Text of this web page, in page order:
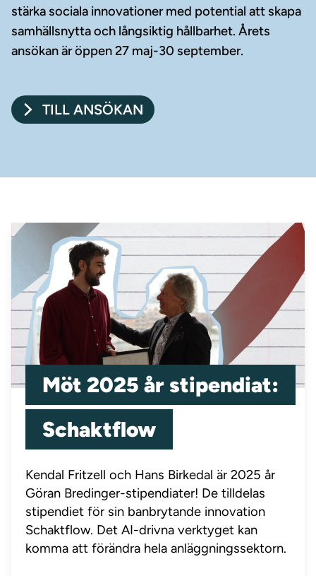
stärka sociala innovationer med potential att skapa
samhällsnytta och långsiktig hållbarhet. Årets
ansökan är öppen 27 maj-30 september.
TILL ANSÖKAN
Möt 2025 år stipendiat:
Schaktflow
Kendal Fritzell och Hans Birkedal är 2025 år
Göran Bredinger-stipendiater! De tilldelas
stipendiet för sin banbrytande innovation
Schaktflow. Det AI-drivna verktyget kan
komma att förändra hela anläggningssektorn.